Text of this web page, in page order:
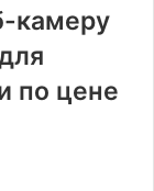
камеру
по цене